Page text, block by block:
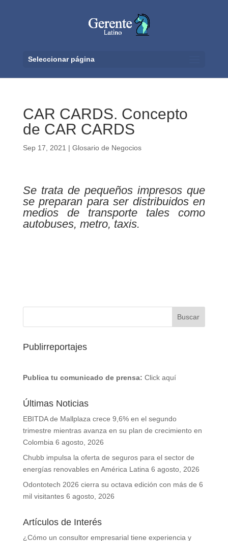
Seleccionar página
CAR CARDS. Concepto
de CAR CARDS
Sep 17, 2021 | Glosario de Negocios
Se trata de pequeños impresos que
se preparan para ser distribuidos en
medios de transporte tales como
autobuses, metro, taxis.
Publirreportajes
Publica tu comunicado de prensa: Click aquí
Últimas Noticias
EBITDA de Mallplaza crece 9,6% en el segundo
trimestre mientras avanza en su plan de crecimiento en
Colombia 6 agosto, 2026
Chubb impulsa la oferta de seguros para el sector de
energías renovables en América Latina 6 agosto, 2026
Odontotech 2026 cierra su octava edición con más de 6
mil visitantes 6 agosto, 2026
Artículos de Interés
¿Cómo un consultor empresarial tiene experiencia y